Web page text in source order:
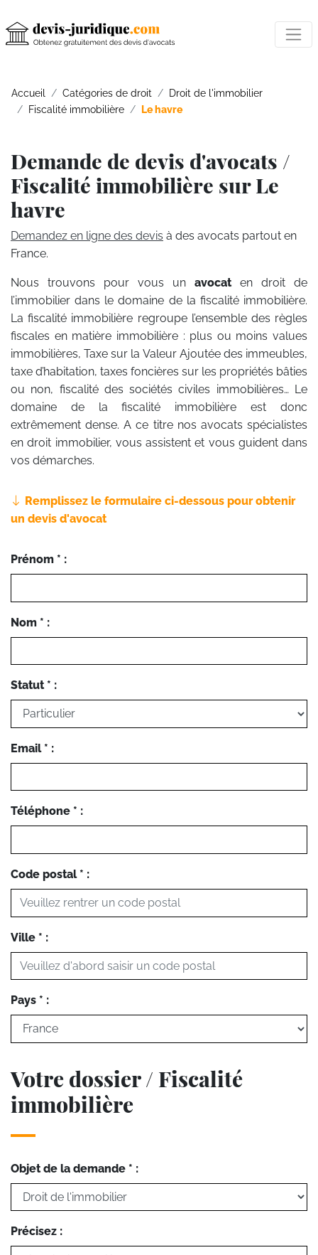
Accueil Catégories de droit
Droit de l'immobilier
Fiscalité immobilière
Le havre
Demande de devis d'avocats /
Fiscalité immobilière sur Le
havre
Demandez en ligne des devis à des avocats partout en
France.
Nous trouvons pour vous un avocat en droit de
l’immobilier dans le domaine de la fiscalité immobilière.
La fiscalité immobilière regroupe l’ensemble des règles
fiscales en matière immobilière : plus ou moins values
immobilières, Taxe sur la Valeur Ajoutée des immeubles,
taxe d’habitation, taxes foncières sur les propriétés bâties
ou non, fiscalité des sociétés civiles immobilières… Le
domaine de la fiscalité immobilière est donc
extrêmement dense. A ce titre nos avocats spécialistes
en droit immobilier, vous assistent et vous guident dans
vos démarches.
Remplissez le formulaire ci-dessous pour obtenir
un devis d'avocat
Prénom * :
Nom * :
Statut * :
Email * :
Téléphone * :
Code postal * :
Ville * :
Pays * :
Votre dossier / Fiscalité
immobilière
Objet de la demande * :
Précisez :